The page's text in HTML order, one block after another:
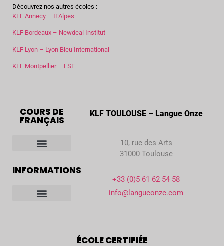
Découvrez nos autres écoles :
KLF Annecy – IFAlpes
KLF Bordeaux – Newdeal Institut
KLF Lyon – Lyon Bleu International
KLF Montpellier – LSF
COURS DE
FRANÇAIS
INFORMATIONS
KLF TOULOUSE – Langue Onze
10, rue des Arts
31000 Toulouse
+33 (0)5 61 62 54 58
info@langueonze.com
ÉCOLE CERTIFIÉE